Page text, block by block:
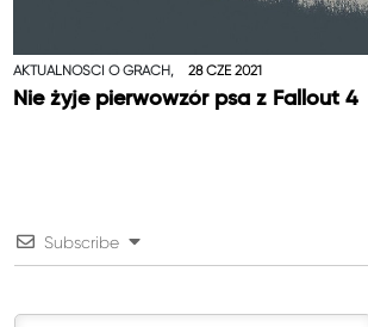
AKTUALNOŚCI O GRACH, 28 CZE 2021
Nie żyje pierwowzór psa z Fallout 4
Subscribe